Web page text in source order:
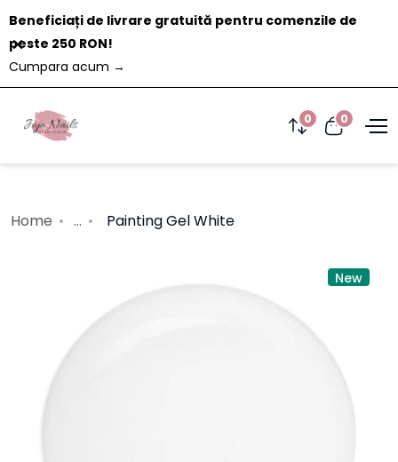
Beneficiați de livrare gratuită pentru comenzile de
peste 250 RON!
Cumpara acum →
Închide
0 0
Home ... Painting Gel White
New